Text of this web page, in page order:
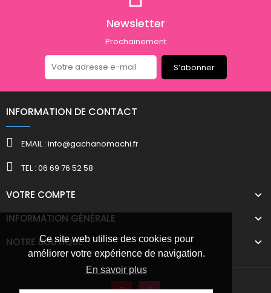
Ce site web utilise des cookies pour
améliorer votre expérience de navigation.
En savoir plus
Newsletter
Prochainement
S’abonner
INFORMATION DE CONTACT
EMAIL : info@gachanomachi.fr
TEL : 06 69 76 52 58
VOTRE COMPTE
INFORMATION GÉNÉRALE
NOTRE BOUTIQUE